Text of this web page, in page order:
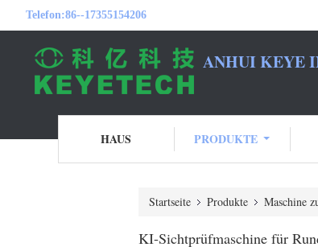
Telefon:86--17355154206
ANHUI KEYE
HAUS PRODUKTE
Startseite Produkte Maschine
KI-Sichtprüfmaschine für